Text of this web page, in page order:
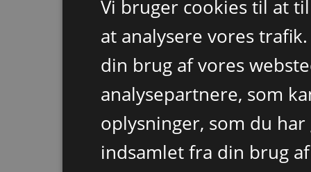
Vi bruger cookies til at
at analysere vores
din brug af vores
analysepartnere, som
oplysninger, som du
indsamlet fra din brug